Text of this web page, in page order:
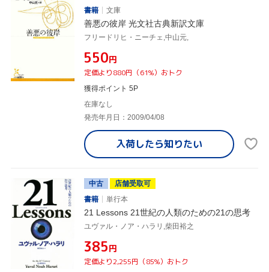
書籍 文庫
善悪の彼岸 光文社古典新訳文庫
フリードリヒ・ニーチェ,中山元,
¥550円
定価より880円（61%）おトク
獲得ポイント 5P
在庫なし
発売年月日：2009/04/08
入荷したら知りたい
中古
店舗受取可
書籍
単行本
21 Lessons 21世紀の人類のための21の思考
ユヴァル・ノア・ハラリ,柴田裕之
¥385円
定価より2,255円（85%）おトク